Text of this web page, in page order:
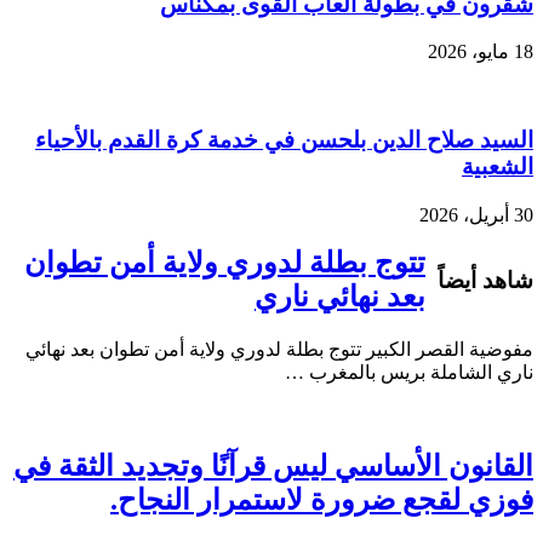
18 مايو، 2026
السيد صلاح الدين بلحسن في خدمة كرة القدم بالأحياء
الشعبية
30 أبريل، 2026
شاهد أيضاً
تتوج بطلة لدوري ولاية أمن تطوان
بعد نهائي ناري
مفوضية القصر الكبير تتوج بطلة لدوري ولاية أمن تطوان بعد نهائي
ناري الشاملة بريس بالمغرب …
القانون الأساسي ليس قرآنًا وتجديد الثقة في
فوزي لقجع ضرورة لاستمرار النجاح.